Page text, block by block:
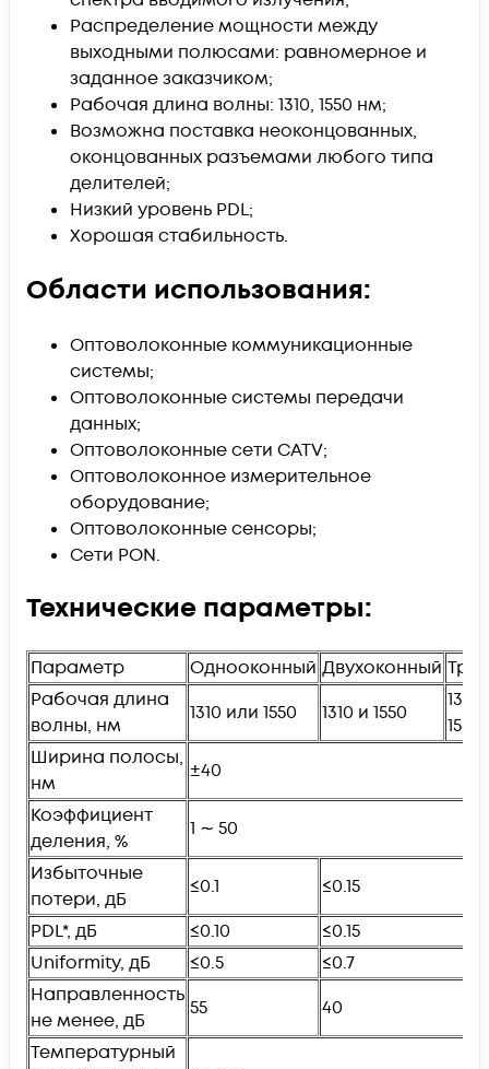
Распределение мощности между
выходными полюсами: равномерное и
заданное заказчиком;
Рабочая длина волны: 1310, 1550 нм;
Возможна поставка неоконцованных,
оконцованных разъемами любого типа
делителей;
Низкий уровень PDL;
Хорошая стабильность.
Области использования:
Оптоволоконные коммуникационные
системы;
Оптоволоконные системы передачи
данных;
Оптоволоконные сети CATV;
Оптоволоконное измерительное
оборудование;
Оптоволоконные сенсоры;
Сети PON.
Технические параметры:
Параметр Однооконный Двухоконный
Рабочая длина
волны, нм
1310 или 1550 1310 и 1550
1550
Ширина полосы,
нм
±40
Коэффициент
деления, %
1 ∼ 50
Избыточные
потери, дБ
≤0.1
≤0.15
PDL*, дБ
≤0.10
≤0.15
Uniformity, дБ
≤0.5
≤0.7
Направленность
не менее, дБ
55
40
Температурный